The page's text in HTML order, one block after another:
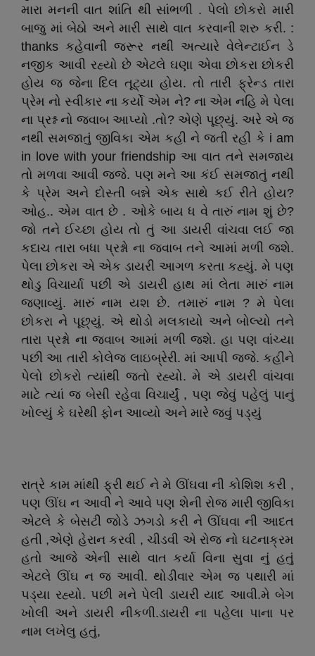
મારા મનની વાત શાંતિ થી સાંભળી . પેલો છોકરો મારી
બાજુ માં બેઠો અને મારી સાથે વાત કરવાની શરુ કરી. :
thanks કહેવાની જરૂર નથી અત્યારે વેલેન્ટાઈન ડે
નજીક આવી રહ્યો છે એટલે ઘણા એવા છોકરા છોકરી
હોય જ જેના દિલ તૂટ્યા હોય. તો તારી ફ્રેન્ડ તારા
પ્રેમ નો સ્વીકાર ના કર્યો એમ ને? ના એમ નહિ મે પેલા
ના પ્રશ્ન નો જવાબ આપ્યો .તો? એણે પૂછ્યું. અરે એ જ
નથી સમજાતું જીવિકા એમ કહી ને જતી રહી કે i am
in love with your friendship આ વાત તને સમજાય
તો મળવા આવી જજે. પણ મને આ કંઈ સમજાતું નથી
કે પ્રેમ અને દોસ્તી બન્ને એક સાથે કઈ રીતે હોય?
ઓહ.. એમ વાત છે . ઓકે બાય ધ વે તારું નામ શું છે?
જો તને ઈચ્છા હોય તો તું આ ડાયરી વાંચવા લઈ જા
કદાચ તારા બધા પ્રશ્નો ના જવાબ તને આમાં મળી જશે.
પેલા છોકરા એ એક ડાયરી આગળ કરતા કહ્યું. મે પણ
થોડુ વિચાર્યા પછી એ ડાયરી હાથ માં લેતા મારું નામ
જણાવ્યું. મારું નામ યશ છે. તમારું નામ ? મે પેલા
છોકરા ને પૂછ્યું. એ થોડો મલકાયો અને બોલ્યો તને
તારા પ્રશ્નો ના જવાબ આમાં મળી જશે. હા પણ વાંચ્યા
પછી આ તારી કોલેજ લાઇબ્રેરી. માં આપી જજે. કહીને
પેલો છોકરો ત્યાંથી જતો રહ્યો. મે એ ડાયરી વાંચવા
માટે ત્યાં જ બેસી રહેવા વિચાર્યું , પણ જેવું પહેલું પાનું
ખોલ્યું કે ઘરેથી ફોન આવ્યો અને મારે જવું પડ્યું
રાત્રે કામ માંથી ફ્રી થઈ ને મે ઊંઘવા ની કોશિશ કરી ,
પણ ઊંઘ ન આવી ને આવે પણ શેની રોજ મારી જીવિકા
એટલે કે બેસટી જોડે ઝગડો કરી ને ઊંઘવા ની આદત
હતી ,એણે હેરાન કરવી , ચીડવી એ રોજ નો ઘટનાક્રમ
હતો આજે એની સાથે વાત કર્યા વિના સુવા નું હતું
એટલે ઊંઘ ન જ આવી. થોડીવાર એમ જ પથારી માં
પડ્યા રહ્યો. પછી મને પેલી ડાયરી યાદ આવી.મે બેગ
ખોલી અને ડાયરી નીકળી.ડાયરી ના પહેલા પાના પર
નામ લખેલુ હતું,